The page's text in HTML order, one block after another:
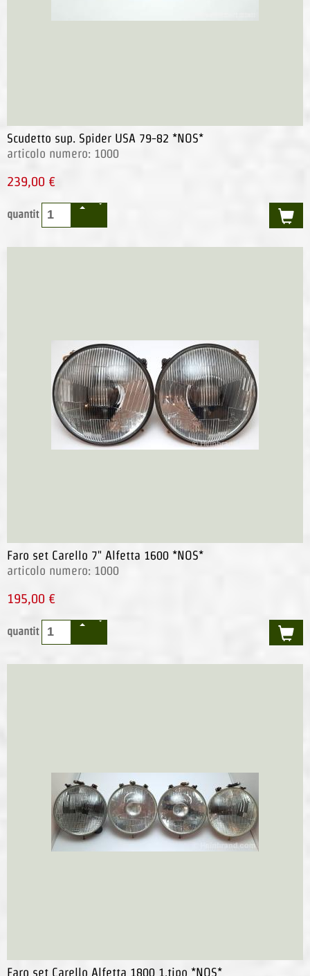
Scudetto sup. Spider USA 79-82 *NOS*
articolo numero: 1000
239,00 €
quantit
Faro set Carello 7" Alfetta 1600 *NOS*
articolo numero: 1000
195,00 €
quantit
Faro set Carello Alfetta 1800 1.tipo *NOS*